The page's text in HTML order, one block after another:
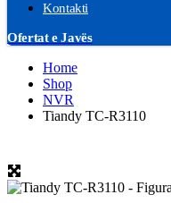
Kontakti
Ofertat e Javës
Home
Shop
NVR
Tiandy TC-R3110